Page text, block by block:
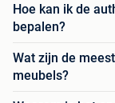
Hoe kan ik de
bepalen?
Wat zijn de
meubels?